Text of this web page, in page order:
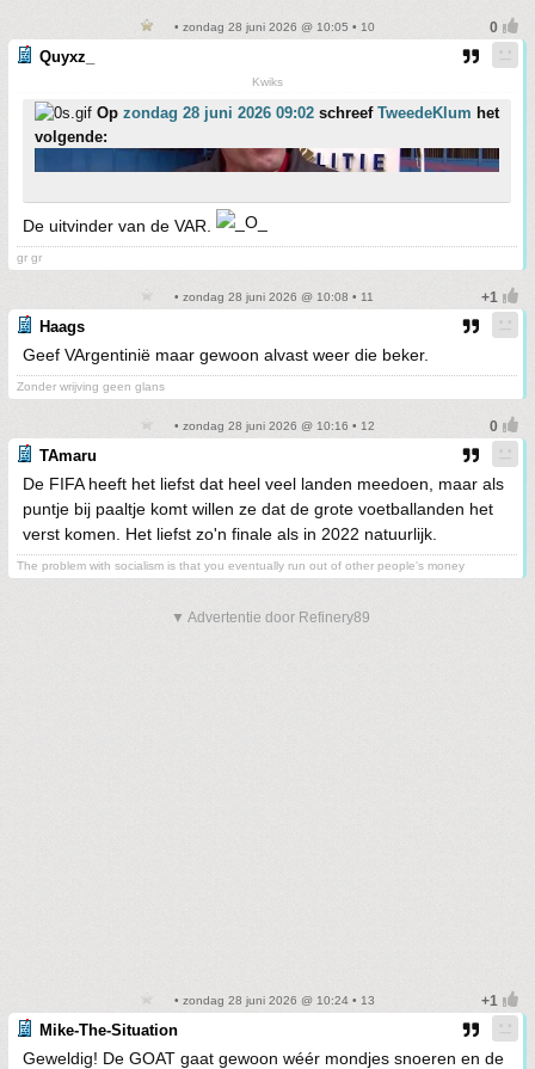
• zondag 28 juni 2026 @ 10:05 • 10
Quyxz_
Kwiks
Op zondag 28 juni 2026 09:02 schreef TweedeKlum het
volgende:
De uitvinder van de VAR.
gr gr
• zondag 28 juni 2026 @ 10:08 • 11
Haags
Geef VArgentinië maar gewoon alvast weer die beker.
Zonder wrijving geen glans
• zondag 28 juni 2026 @ 10:16 • 12
TAmaru
De FIFA heeft het liefst dat heel veel landen meedoen, maar als
puntje bij paaltje komt willen ze dat de grote voetballanden het
verst komen. Het liefst zo'n finale als in 2022 natuurlijk.
The problem with socialism is that you eventually run out of other people's money
▼ Advertentie door Refinery89
• zondag 28 juni 2026 @ 10:24 • 13
Mike-The-Situation
Geweldig! De GOAT gaat gewoon wéér mondjes snoeren en de